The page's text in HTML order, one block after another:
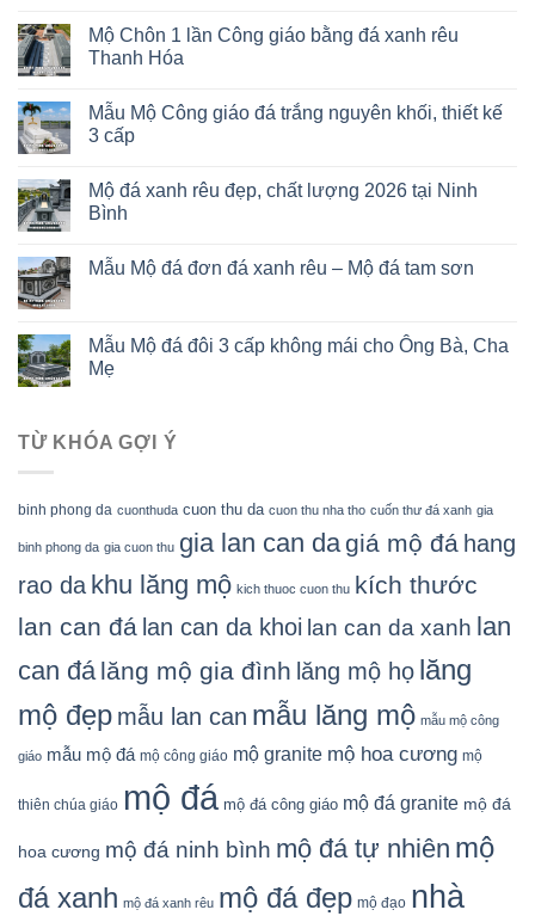
Mộ Chôn 1 lần Công giáo bằng đá xanh rêu
Thanh Hóa
Mẫu Mộ Công giáo đá trắng nguyên khối, thiết kế
3 cấp
Mộ đá xanh rêu đẹp, chất lượng 2026 tại Ninh
Bình
Mẫu Mộ đá đơn đá xanh rêu – Mộ đá tam sơn
Mẫu Mộ đá đôi 3 cấp không mái cho Ông Bà, Cha
Mẹ
TỪ KHÓA GỢI Ý
binh phong da cuonthuda cuon thu da cuon thu nha tho cuốn thư đá xanh gia
binh phong da gia cuon thu gia lan can dagiá mộ đá hang
rao da khu lăng mộ kich thuoc cuon thu kích thước
lan can đá lan can da khoi lan can da xanh lan
can đá lăng mộ gia đình lăng mộ họ lăng
mộ đẹp mẫu lan can mẫu lăng mộ mẫu mộ công
giáo mẫu mộ đá mộ công giáo mộ granite mộ hoa cương mộ
thiên chúa giáo mộ đá mộ đá công giáo mộ đá granite mộ đá
hoa cương mộ đá ninh bình mộ đá tự nhiên mộ
đá xanh mộ đá xanh rêu mộ đá đẹp mộ đạo nhà